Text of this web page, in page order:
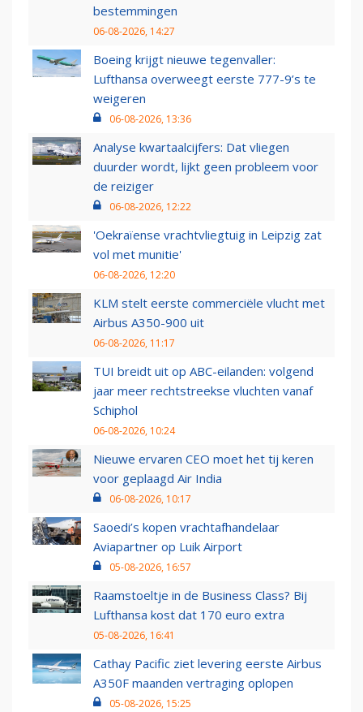
bestemmingen
06-08-2026, 14:27
Boeing krijgt nieuwe tegenvaller:
Lufthansa overweegt eerste 777-9’s te
weigeren
06-08-2026, 13:36
Analyse kwartaalcijfers: Dat vliegen
duurder wordt, lijkt geen probleem voor
de reiziger
06-08-2026, 12:22
'Oekraïense vrachtvliegtuig in Leipzig zat
vol met munitie'
06-08-2026, 12:20
KLM stelt eerste commerciële vlucht met
Airbus A350-900 uit
06-08-2026, 11:17
TUI breidt uit op ABC-eilanden: volgend
jaar meer rechtstreekse vluchten vanaf
Schiphol
06-08-2026, 10:24
Nieuwe ervaren CEO moet het tij keren
voor geplaagd Air India
06-08-2026, 10:17
Saoedi’s kopen vrachtafhandelaar
Aviapartner op Luik Airport
05-08-2026, 16:57
Raamstoeltje in de Business Class? Bij
Lufthansa kost dat 170 euro extra
05-08-2026, 16:41
Cathay Pacific ziet levering eerste Airbus
A350F maanden vertraging oplopen
05-08-2026, 15:25